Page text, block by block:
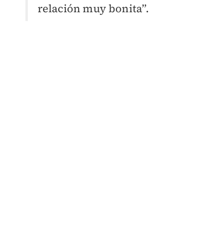
relación muy bonita”.